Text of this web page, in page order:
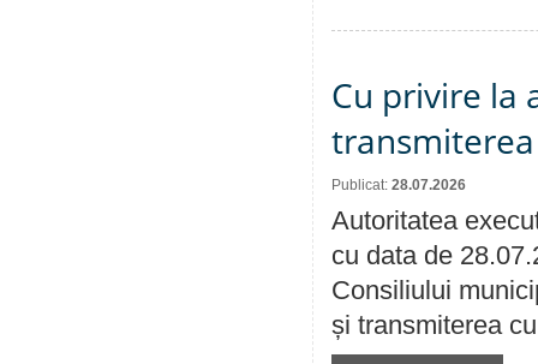
Cu privire la
Publicat: 28.07.2026
Autoritatea
cu data de
Consiliului
și transmiterea